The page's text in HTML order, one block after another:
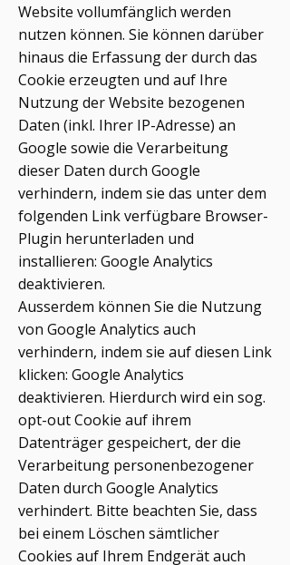
Website vollumfänglich werden
nutzen können. Sie können darüber
hinaus die Erfassung der durch das
Cookie erzeugten und auf Ihre
Nutzung der Website bezogenen
Daten (inkl. Ihrer IP-Adresse) an
Google sowie die Verarbeitung
dieser Daten durch Google
verhindern, indem sie das unter dem
folgenden Link verfügbare Browser-
Plugin herunterladen und
installieren: Google Analytics
deaktivieren.
Ausserdem können Sie die Nutzung
von Google Analytics auch
verhindern, indem sie auf diesen Link
klicken: Google Analytics
deaktivieren. Hierdurch wird ein sog.
opt-out Cookie auf ihrem
Datenträger gespeichert, der die
Verarbeitung personenbezogener
Daten durch Google Analytics
verhindert. Bitte beachten Sie, dass
bei einem Löschen sämtlicher
Cookies auf Ihrem Endgerät auch